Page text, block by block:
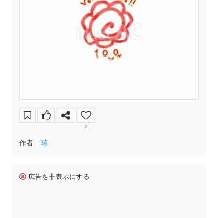
2
作者: 瑞
広告を非表示にする